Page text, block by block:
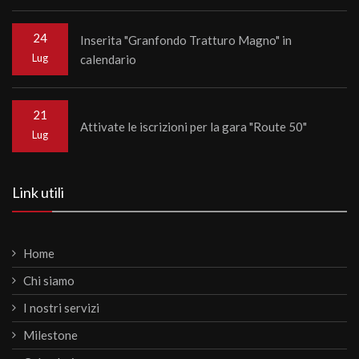
24
Lug
Inserita "Granfondo Tratturo Magno" in
calendario
21
Lug
Attivate le iscrizioni per la gara "Route 50"
Link utili
Home
Chi siamo
I nostri servizi
Milestone